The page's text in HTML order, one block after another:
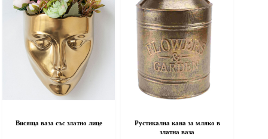
Висяща ваза със златно лице
Рустикална кана за мляко в
златна ваза